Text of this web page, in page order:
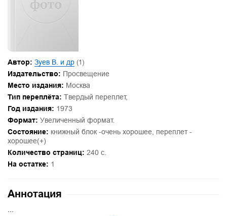
Автор: Зуев В. и др (1)
Издательство: Просвещение
Место издания: Москва
Тип переплёта: Твердый переплет,
Год издания: 1973
Формат: Увеличенный формат.
Состояние: книжный блок -очень хорошее, переплет -
хорошее(+)
Количество страниц: 240 с.
На остатке: 1
Аннотация